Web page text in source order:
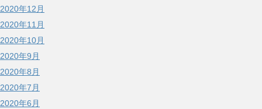
2020年12月
2020年11月
2020年10月
2020年9月
2020年8月
2020年7月
2020年6月